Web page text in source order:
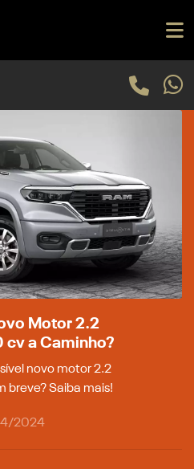
Motor 2.2
cv a Caminho?
novo motor 2.2
breve? Saiba mais!
2024